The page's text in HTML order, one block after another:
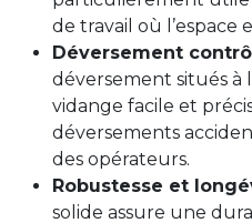
de travail où l’espace
Déversement
déversement situés à
vidange facile et
déversements
des opérateurs.
Robustesse et
solide assure une